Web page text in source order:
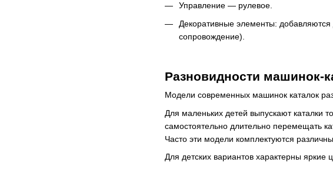
Управление — рулевое.
Декоративные элементы:
сопровождение).
Разновидности машинок-
Модели современных машинок каталок
Для маленьких детей выпускают каталки
самостоятельно длительно перемещать
Часто эти модели комплектуются
Для детских вариантов характерны